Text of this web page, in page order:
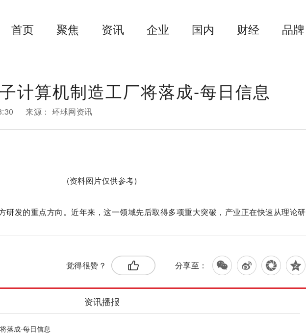
首页 聚焦 资讯 企业 国内 财经 品牌
计算机制造工厂将落成-每日信息
来源： 环球网资讯
(资料图片仅供参考)
研发的重点方向。近年来，这一领域先后取得多项重大突破，产业正在快速从理论研
觉得很赞？ 分享至：
资讯播报
落成-每日信息